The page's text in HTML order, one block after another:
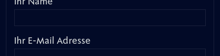
Ihr E-Mail Adresse